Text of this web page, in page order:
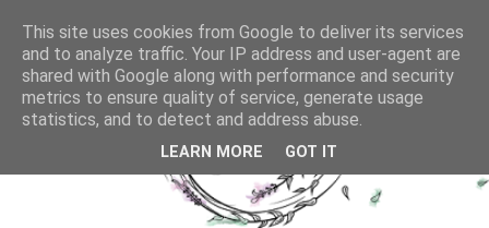
This site uses cookies from Google to deliver its services
and to analyze traffic. Your IP address and user-agent are
shared with Google along with performance and security
metrics to ensure quality of service, generate usage
statistics, and to detect and address abuse.
LEARN MORE GOT IT